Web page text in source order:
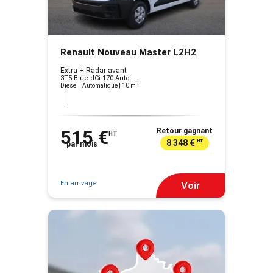
Renault Nouveau Master L2H2
Extra + Radar avant
3T5 Blue dCi 170 Auto
Diesel | Automatique | 10 m3
515 € HT
par mois
Retour gagnant
8 348 € HT
En arrivage Voir